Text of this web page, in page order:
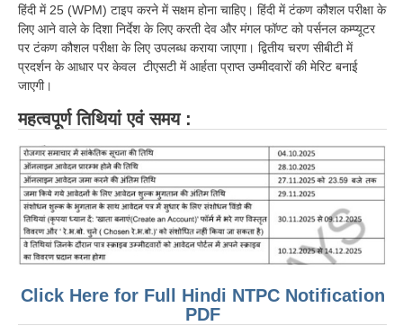
हिंदी में 25 (WPM) टाइप करने में सक्षम होना चाहिए। हिंदी में टंकण कौशल परीक्षा के
लिए आने वाले के दिशा निर्देश के लिए करती देव और मंगल फॉण्ट को पर्सनल कम्प्यूटर
पर टंकण कौशल परीक्षा के लिए उपलब्ध कराया जाएगा। द्वितीय चरण सीबीटी में
प्रदर्शन के आधार पर केवल टीएसटी में आर्हता प्राप्त उम्मीदवारों की मेरिट बनाई
जाएगी।
महत्वपूर्ण तिथियां एवं समय :
Click Here for Full Hindi NTPC Notification
PDF